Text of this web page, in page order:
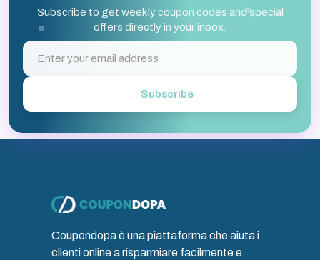
Subscribe to get weekly coupon codes and special
offers directly in your inbox.
Subscribe
Coupondopa è una piattaforma che aiuta i
clienti online a risparmiare facilmente e